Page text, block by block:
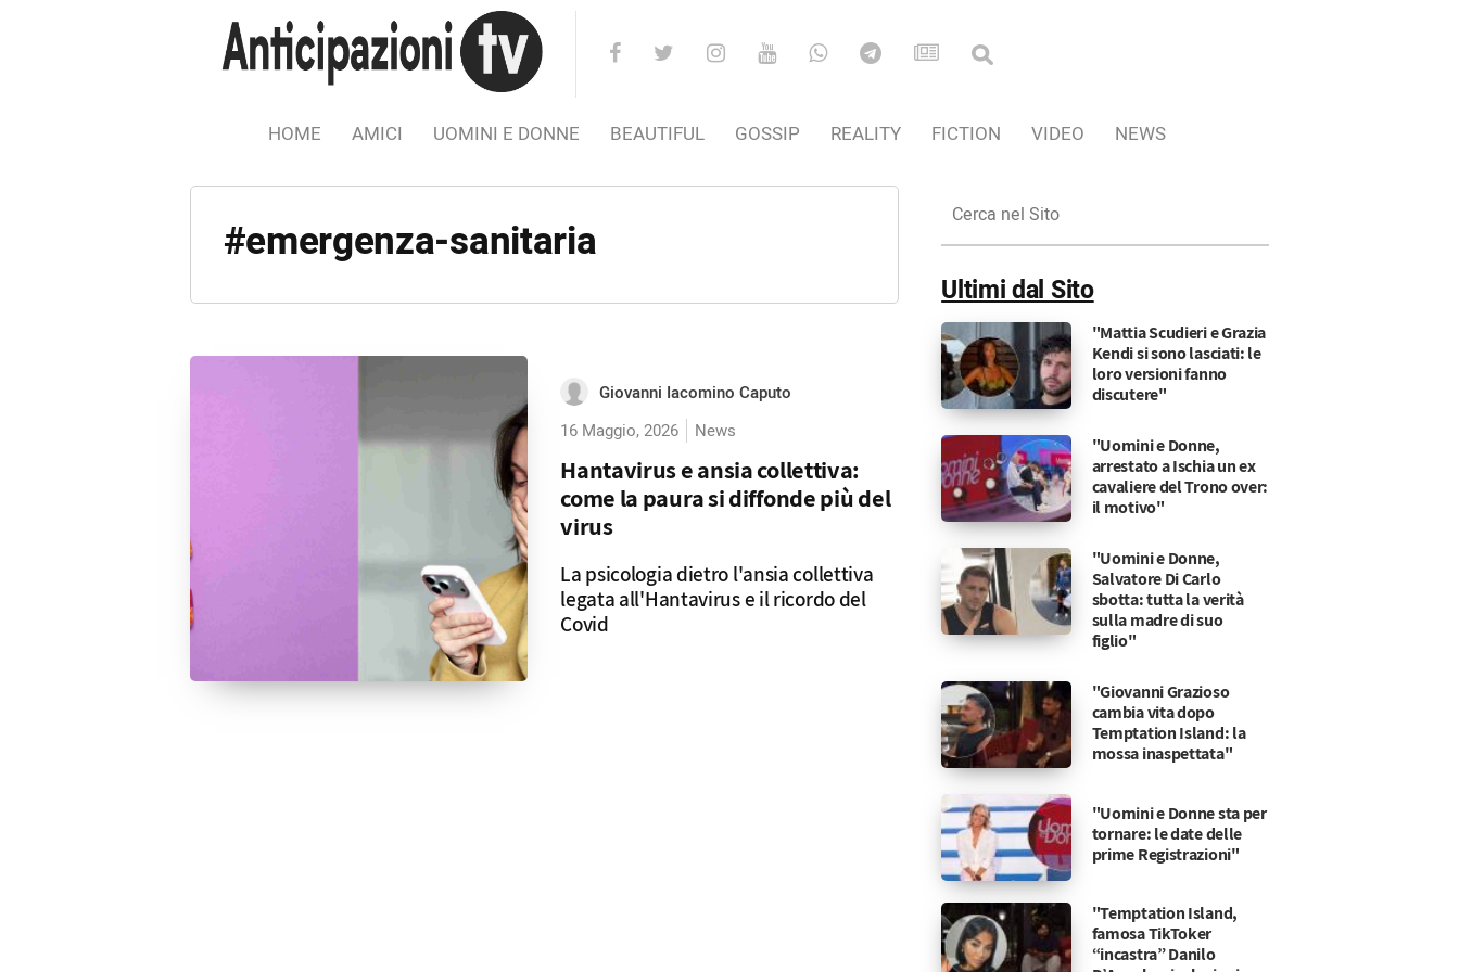
HOME AMICI UOMINI E DONNE BEAUTIFUL GOSSIP REALITY FICTION VIDEO NEWS
#emergenza-sanitaria
Giovanni Iacomino Caputo
16 Maggio, 2026
News
Hantavirus e ansia collettiva:
come la paura si diffonde più del
virus
La psicologia dietro l'ansia collettiva
legata all'Hantavirus e il ricordo del
Covid
nel
Sito
Ultimi dal Sito
"Mattia Scudieri e Grazia
Kendi si sono lasciati: le
loro versioni fanno
discutere"
"Uomini e Donne,
arrestato a Ischia un ex
cavaliere del Trono over:
il motivo"
"Uomini e Donne,
Salvatore Di Carlo
sbotta: tutta la verità
sulla madre di suo
figlio"
"Giovanni Grazioso
cambia vita dopo
Temptation Island: la
mossa inaspettata"
"Uomini e Donne sta per
tornare: le date delle
prime Registrazioni"
"Temptation Island,
famosa TikToker
“incastra” Danilo